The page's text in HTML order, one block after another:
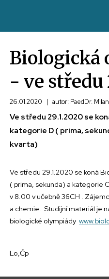
Biologická
- ve středu
26.01.2020 | autor: PaedDr.
Ve středu 29.1.2020 se
kategorie D ( prima,
kvarta)
Ve středu 29.1.2020 se koná
( prima, sekunda) a kategorie
v 8.00 v učebně 36CH .
a chemie. Studijní materiál je
biologické olympiády
Lo,Čp